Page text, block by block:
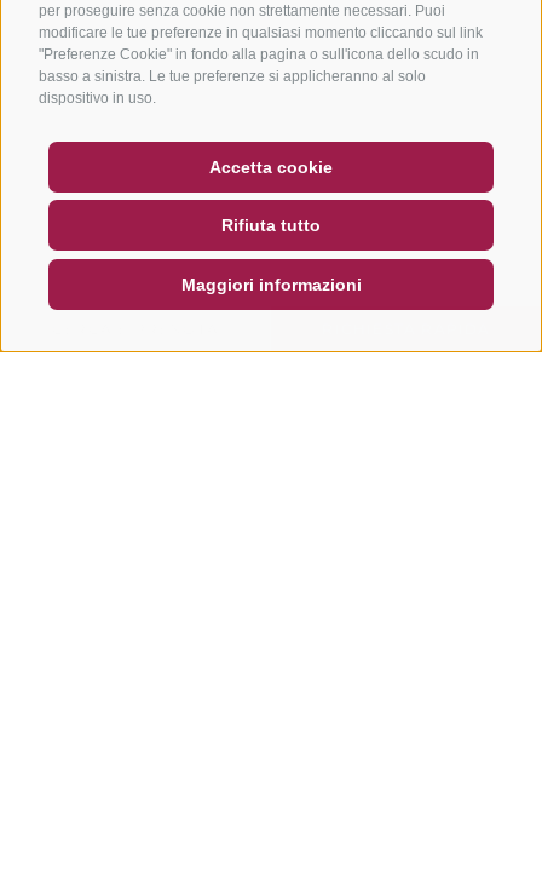
per proseguire senza cookie non strettamente necessari. Puoi
modificare le tue preferenze in qualsiasi momento cliccando sul link
"Preferenze Cookie" in fondo alla pagina o sull'icona dello scudo in
basso a sinistra. Le tue preferenze si applicheranno al solo
dispositivo in uso.
Accetta cookie
Rifiuta tutto
Maggiori informazioni
NEWSLETTER
SOCIAL WALL METEO